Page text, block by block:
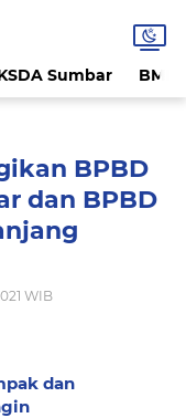
Sumbar
BPBD
dan BPBD
WIB
dan